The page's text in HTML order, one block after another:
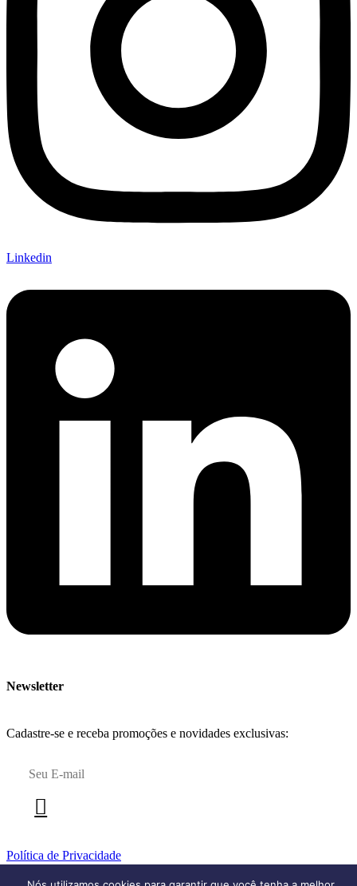
Linkedin
Newsletter
Cadastre-se e receba promoções e novidades exclusivas:
Política de Privacidade